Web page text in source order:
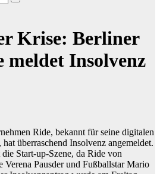
Krise: Berliner
meldet Insolvenz
Ride, bekannt für seine digitalen
überraschend Insolvenz angemeldet.
Start-up-Szene, da Ride von
Verena Pausder und Fußballstar Mario